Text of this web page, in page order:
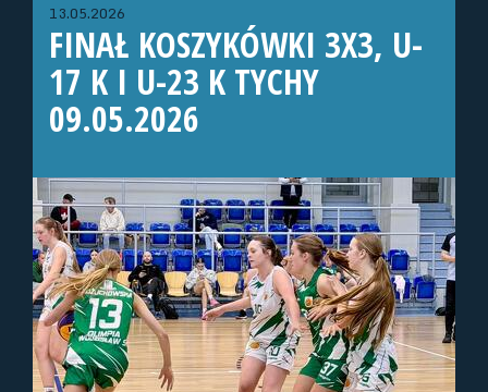
13.05.2026
FINAŁ KOSZYKÓWKI 3X3, U-
17 K I U-23 K TYCHY
09.05.2026